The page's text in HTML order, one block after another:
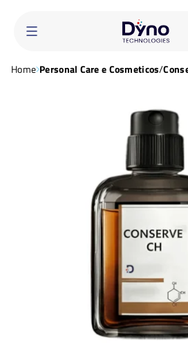
Home Personal Care e Cosmeticos/